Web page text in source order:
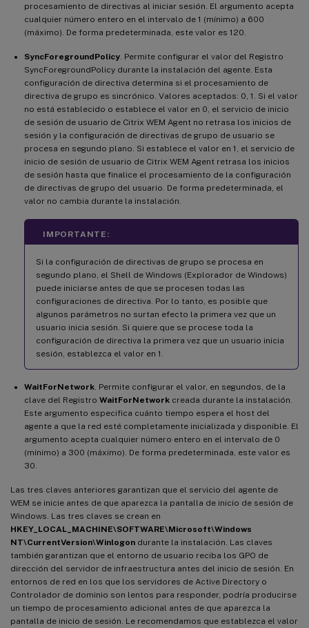
procesamiento de directivas al iniciar sesión. El argumento acepta
cualquier número entero en el intervalo de 1 (mínimo) a 600
(máximo). De forma predeterminada, este valor es 120.
SyncForegroundPolicy . Permite configurar el valor del Registro
SyncForegroundPolicy durante la instalación del agente. Esta
configuración de directiva determina si el procesamiento de
directiva de grupo es sincrónico. Valores aceptados: 0, 1. Si el valor
no está establecido o establece el valor en 0, el servicio de inicio
de sesión de usuario de Citrix WEM Agent no retrasa los inicios de
sesión y la configuración de directivas de grupo de usuario se
procesa en segundo plano. Si establece el valor en 1, el servicio de
inicio de sesión de usuario de Citrix WEM Agent retrasa los inicios
de sesión hasta que finalice el procesamiento de la configuración
de directivas de grupo del usuario. De forma predeterminada, el
valor no cambia durante la instalación.
IMPORTANTE:
Si la configuración de directivas de grupo se procesa en
segundo plano, el Shell de Windows (Explorador de Windows)
puede iniciarse antes de que se procesen todas las
configuraciones de directiva. Por lo tanto, es posible que
algunos parámetros no surtan efecto la primera vez que un
usuario inicia sesión. Si quiere que se procese toda la
configuración de directiva la primera vez que un usuario inicia
sesión, establezca el valor en 1.
WaitForNetwork . Permite configurar el valor, en segundos, de la
clave del Registro WaitForNetwork creada durante la instalación.
Este argumento especifica cuánto tiempo espera el host del
agente a que la red esté completamente inicializada y disponible. El
argumento acepta cualquier número entero en el intervalo de 0
(mínimo) a 300 (máximo). De forma predeterminada, este valor es
30.
Las tres claves anteriores garantizan que el servicio del agente de
WEM se inicie antes de que aparezca la pantalla de inicio de sesión de
Windows. Las tres claves se crean en
HKEY_LOCAL_MACHINE\SOFTWARE\Microsoft\Windows
NT\CurrentVersion\Winlogon durante la instalación. Las claves
también garantizan que el entorno de usuario reciba los GPO de
dirección del servidor de infraestructura antes del inicio de sesión. En
entornos de red en los que los servidores de Active Directory o
Controlador de dominio son lentos para responder, podría producirse
un tiempo de procesamiento adicional antes de que aparezca la
pantalla de inicio de sesión. Le recomendamos que establezca el valor